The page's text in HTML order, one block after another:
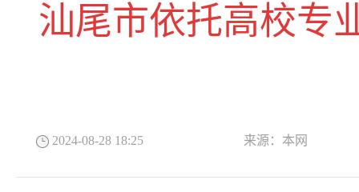
汕尾市依托高校专
2024-08-28 18:25 来源： 本网